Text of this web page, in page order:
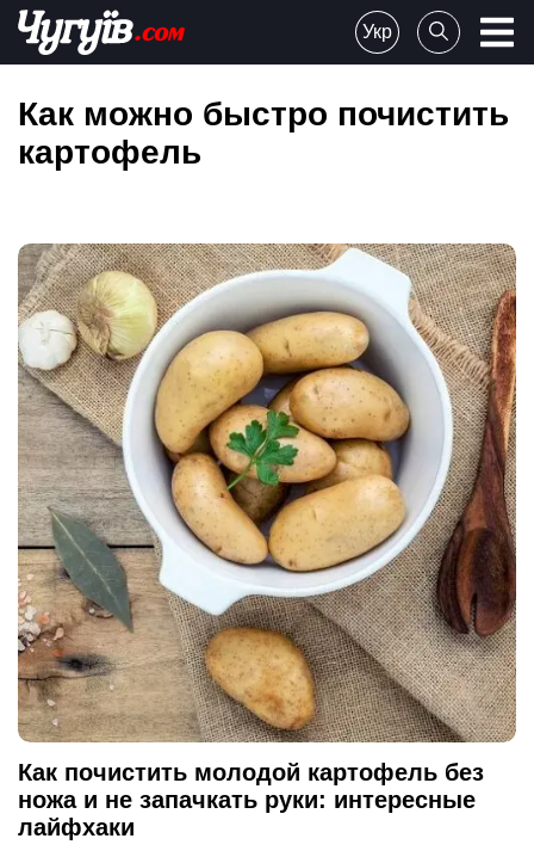
Skip
content
Chuguiv
Укр
Как можно быстро почистить
картофель
Как почистить молодой картофель без
ножа и не запачкать руки: интересные
лайфхаки